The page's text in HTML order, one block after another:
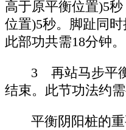
高于原平衡位置)5
位置)5秒。脚趾同
此部功共需18分钟。
3 再站马步平
结束。此节功法约需
平衡阴阳桩的